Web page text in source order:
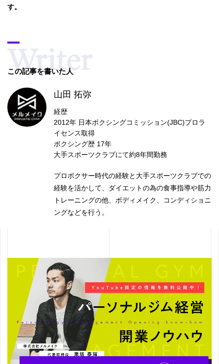
す。
この記事を書いた人
山田 拓弥
経歴
2012年 日本ボクシングコミッション(JBC)プロラ
イセンス取得
ボクシング歴 17年
大手スポーツクラブにて約8年間勤務
プロボクサー時代の経験と大手スポーツクラブでの
経験を活かして、ダイエットの為の食事指導や筋力
トレーニングの他、ボディメイク、コンディショニ
ングなどを行う。